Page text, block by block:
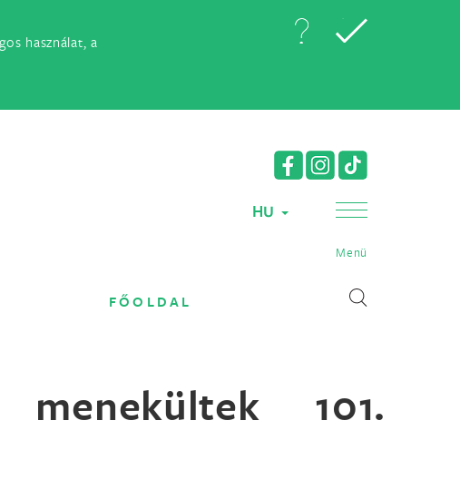
használat, a
HU
Menü
FŐOLDAL
101.